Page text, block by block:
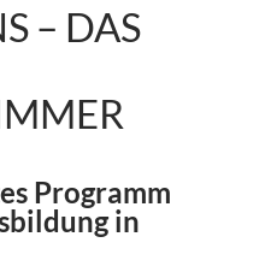
– DAS
Programm
in